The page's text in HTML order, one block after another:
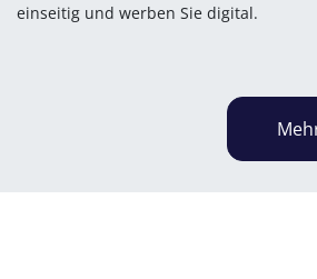
einseitig und werben Sie digital.